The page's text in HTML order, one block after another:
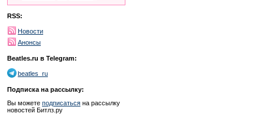
RSS:
Новости
Анонсы
Beatles.ru в Telegram:
beatles_ru
Подписка на рассылку:
Вы можете подписаться на рассылку
новостей Битлз.ру